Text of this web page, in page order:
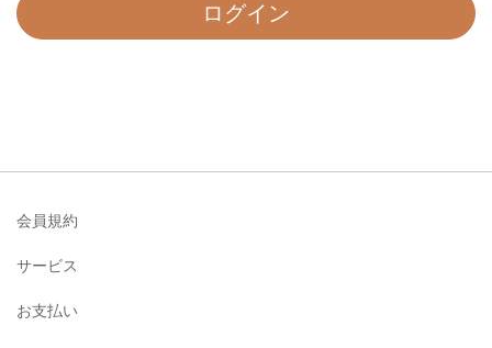
ログイン
会員規約
サービス
お支払い